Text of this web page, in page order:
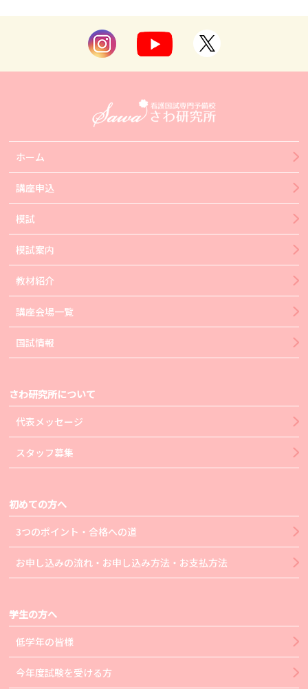
ホーム
講座申込
模試
模試案内
教材紹介
講座会場一覧
国試情報
さわ研究所について
代表メッセージ
スタッフ募集
初めての方へ
3つのポイント・合格への道
お申し込みの流れ・お申し込み方法・お支払方法
学生の方へ
低学年の皆様
今年度試験を受ける方